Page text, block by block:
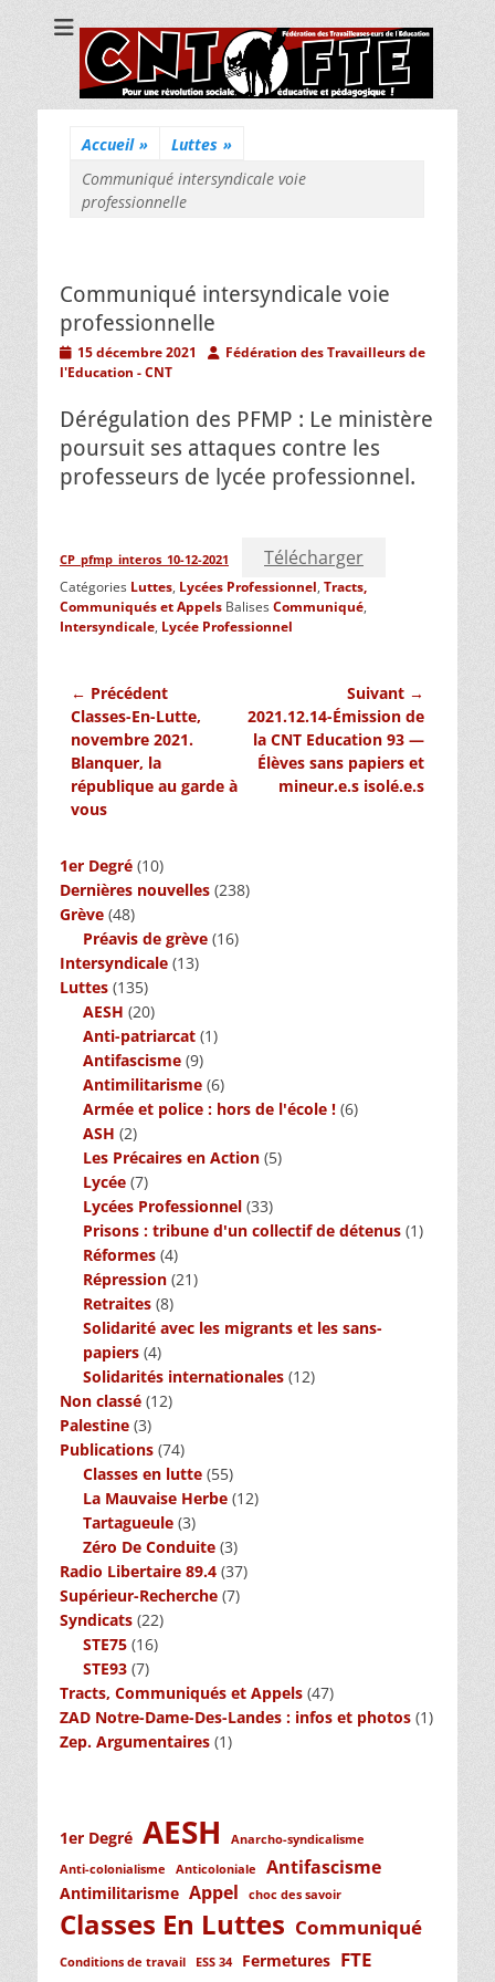
CNT Fédération
des
Travailleuses/eurs
Pour une révolution sociale, éducative et pédagogique !
Accueil » Luttes »
Communiqué intersyndicale voie
professionnelle
Communiqué intersyndicale voie
professionnelle
Posted
on
15 décembre 2021 AuthorFédération des Travailleurs de
l'Education - CNT
Dérégulation des PFMP : Le ministère
poursuit ses attaques contre les
professeurs de lycée professionnel.
CP_pfmp_interos_10-12-2021 Télécharger
Catégories Luttes, Lycées Professionnel, Tracts,
Communiqués et Appels BalisesCommuniqué,
Intersyndicale, Lycée Professionnel
Navigation
de
l’article
← Précédent
Article
précédent :
Classes-En-Lutte,
novembre 2021.
Blanquer, la
république au garde à
vous
Suivant →
Article
suivant :
2021.12.14-Émission de
la CNT Education 93 —
Élèves sans papiers et
mineur.e.s isolé.e.s
1er Degré (10)
Dernières nouvelles (238)
Grève (48)
Préavis de grève (16)
Intersyndicale (13)
Luttes (135)
AESH (20)
Anti-patriarcat (1)
Antifascisme (9)
Antimilitarisme (6)
Armée et police : hors de l'école ! (6)
ASH (2)
Les Précaires en Action (5)
Lycée (7)
Lycées Professionnel (33)
Prisons : tribune d'un collectif de détenus (1)
Réformes (4)
Répression (21)
Retraites (8)
Solidarité avec les migrants et les sans-
papiers (4)
Solidarités internationales (12)
Non classé (12)
Palestine (3)
Publications (74)
Classes en lutte (55)
La Mauvaise Herbe (12)
Tartagueule (3)
Zéro De Conduite (3)
Radio Libertaire 89.4 (37)
Supérieur-Recherche (7)
Syndicats (22)
STE75 (16)
STE93 (7)
Tracts, Communiqués et Appels (47)
ZAD Notre-Dame-Des-Landes : infos et photos (1)
Zep. Argumentaires (1)
1er Degré AESH
Anarcho-syndicalisme
Anti-colonialisme
Anticoloniale Antifascisme
Antimilitarisme Appel choc des savoir
Classes En Luttes Communiqué
Conditions de travail ESS 34 Fermetures FTE